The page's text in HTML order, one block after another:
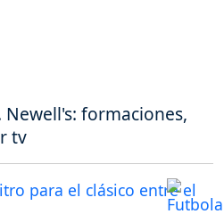
Newell's: formaciones,
tv